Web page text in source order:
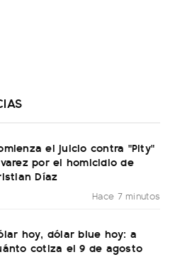
el juicio contra "Pity"
por el homicidio de
Díaz
Hace 7 minutos
hoy, dólar blue hoy: a
cotiza el 9 de agosto